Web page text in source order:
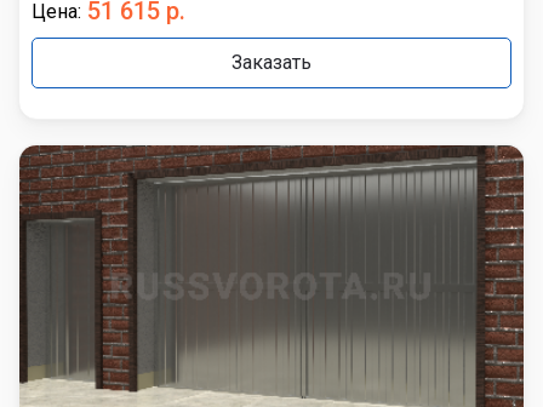
Цена: 51 615 р.
Заказать